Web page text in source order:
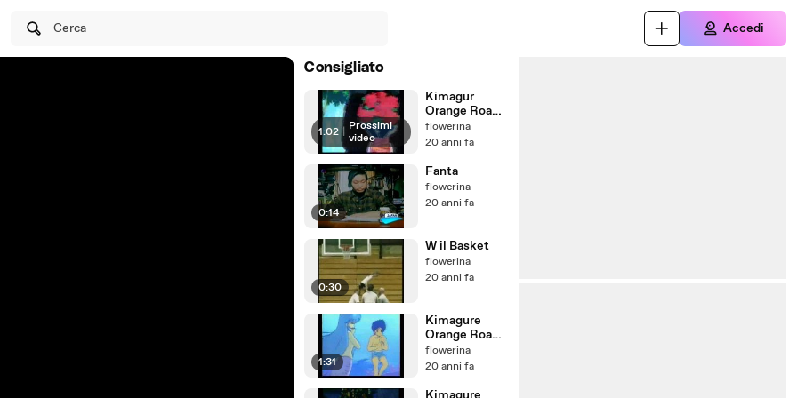
Cerca Accedi
Consigliato
1:02
Prossimi
video
Kimagur
Orange Road
episodio 31
flowerina
20 anni fa
0:14
Fanta
flowerina
20 anni fa
0:30
W il Basket
flowerina
20 anni fa
1:31
Kimagure
Orange Road
episodio 22
flowerina
20 anni fa